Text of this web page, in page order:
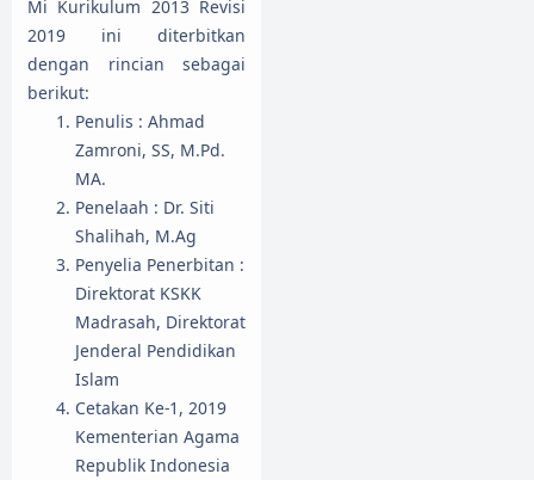
Mi Kurikulum 2013 Revisi
2019 ini diterbitkan
dengan rincian sebagai
berikut:
Penulis : Ahmad
Zamroni, SS, M.Pd.
MA.
Penelaah : Dr. Siti
Shalihah, M.Ag
Penyelia Penerbitan :
Direktorat KSKK
Madrasah, Direktorat
Jenderal Pendidikan
Islam
Cetakan Ke-1, 2019
Kementerian Agama
Republik Indonesia